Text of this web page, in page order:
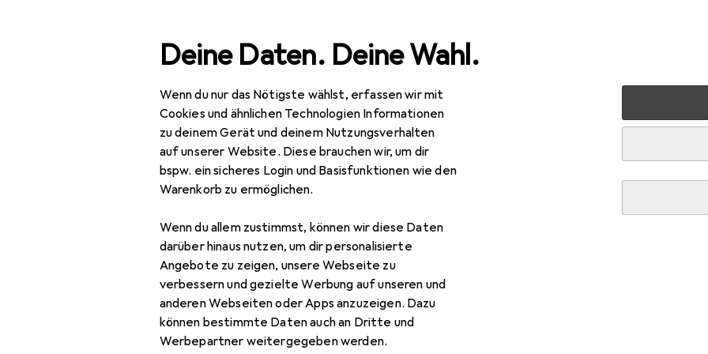
Deine Daten. Deine Wahl.
Wenn du nur das Nötigste wählst, erfassen wir mit
Cookies und ähnlichen Technologien Informationen
zu deinem Gerät und deinem Nutzungsverhalten
auf unserer Website. Diese brauchen wir, um dir
bspw. ein sicheres Login und Basisfunktionen wie den
Warenkorb zu ermöglichen.
Wenn du allem zustimmst, können wir diese Daten
darüber hinaus nutzen, um dir personalisierte
Angebote zu zeigen, unsere Webseite zu
verbessern und gezielte Werbung auf unseren und
anderen Webseiten oder Apps anzuzeigen. Dazu
können bestimmte Daten auch an Dritte und
Werbepartner weitergegeben werden.
Navigation nach KategorienIT + Multimedia Smartphones + Tablets Smartphone Zubehör